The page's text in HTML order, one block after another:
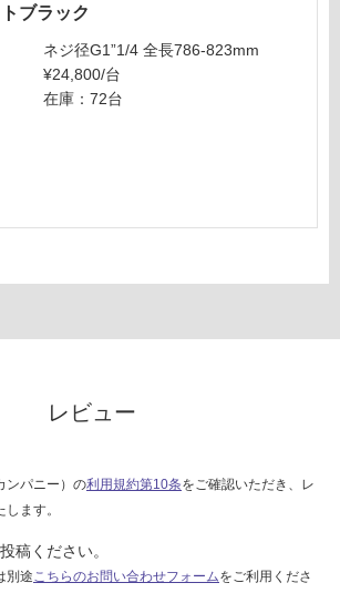
ブラック
ネジ径G1”1/4 全長786-823mm
¥24,800/台
在庫：72台
レビュー
ンパニー）の利用規約第10条をご確認いただき、レ
ます。
稿ください。
別途 こちらのお問い合わせフォームをご利用くださ